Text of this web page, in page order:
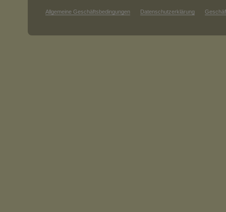
Allgemeine Geschäftsbedingungen Datenschutzerklärung